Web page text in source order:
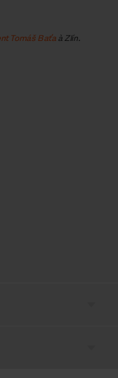
Tomáš Baťaà Zlín.